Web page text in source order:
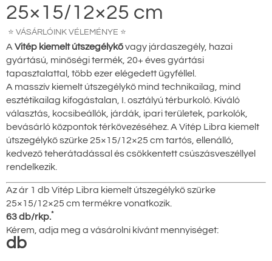
25×15/12×25 cm
⭐ VÁSÁRLÓINK VÉLEMÉNYE ⭐
A Vitép kiemelt útszegélykővagy járdaszegély, hazai
gyártású, minőségi termék, 20+ éves gyártási
tapasztalattal, több ezer elégedett ügyféllel.
A masszív kiemelt útszegélykő mind technikailag, mind
esztétikailag kifogástalan, I. osztályú térburkoló. Kiváló
választás, kocsibeállók, járdák, ipari területek, parkolók,
bevásárló központok térkövezéséhez. A Vitép Libra kiemelt
útszegélykő szürke 25×15/12×25 cm tartós, ellenálló,
kedvező teherátadással és csökkentett csúszásveszéllyel
rendelkezik.
Az ár 1 db Vitép Libra kiemelt útszegélykő szürke
25×15/12×25 cm termékre vonatkozik.
63 db/rkp.*
Kérem, adja meg a vásárolni kívánt mennyiséget:
db